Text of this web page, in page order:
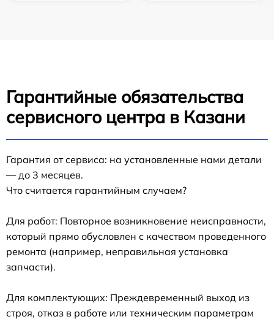
Гарантийные обязательства
сервисного центра в Казани
Гарантия от сервиса: на установленные нами детали
— до 3 месяцев.
Что считается гарантийным случаем?
Для работ: Повторное возникновение неисправности,
который прямо обусловлен с качеством проведенного
ремонта (например, неправильная установка
запчасти).
Для комплектующих: Преждевременный выход из
строя, отказ в работе или техническим параметрам